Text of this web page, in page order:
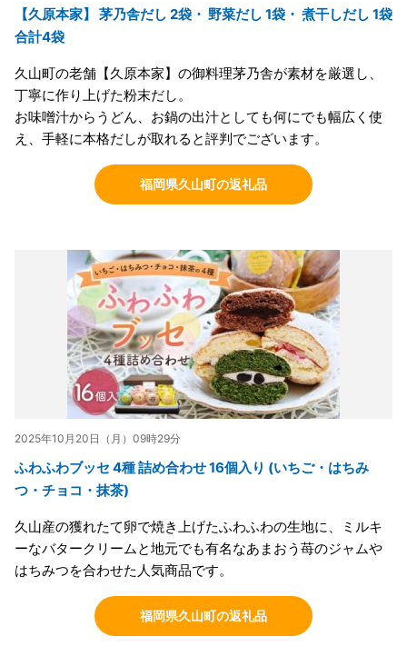
【久原本家】 茅乃舎だし 2袋・ 野菜だし 1袋・ 煮干しだし 1袋
合計4袋
久山町の老舗【久原本家】の御料理茅乃舎が素材を厳選し、
丁寧に作り上げた粉末だし。
お味噌汁からうどん、お鍋の出汁としても何にでも幅広く使
え、手軽に本格だしが取れると評判でございます。
福岡県久山町の返礼品
2025年10月20日（月）09時29分
ふわふわブッセ 4種 詰め合わせ 16個入り (いちご・はちみ
つ・チョコ・抹茶)
久山産の獲れたて卵で焼き上げたふわふわの生地に、ミルキ
ーなバタークリームと地元でも有名なあまおう苺のジャムや
はちみつを合わせた人気商品です。
福岡県久山町の返礼品